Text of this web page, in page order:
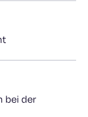
bei der